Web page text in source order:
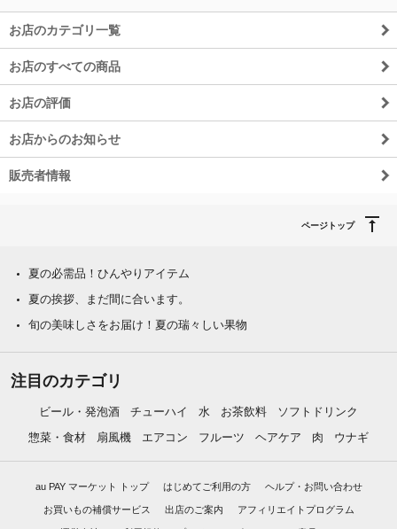
お店のカテゴリ一覧
お店のすべての商品
お店の評価
お店からのお知らせ
販売者情報
ページトップ
夏の必需品！ひんやりアイテム
夏の挨拶、まだ間に合います。
旬の美味しさをお届け！夏の瑞々しい果物
注目のカテゴリ
ビール・発泡酒 チューハイ 水 お茶飲料
ソフトドリンク
惣菜・食材
扇風機 エアコン フルーツ ヘアケア 肉 ウナギ
au PAY マーケット トップ はじめてご利用の方 ヘルプ・お問い合わせ
お買いもの補償サービス 出店のご案内 アフィリエイトプログラム